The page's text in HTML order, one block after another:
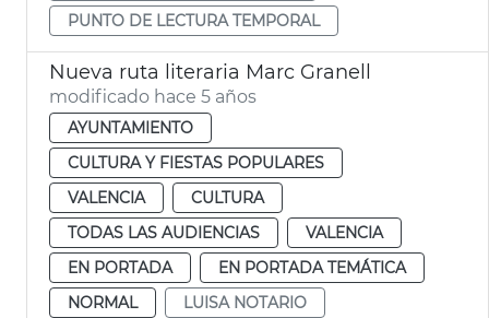
PUNTO DE LECTURA TEMPORAL
Nueva ruta literaria Marc Granell
modificado hace 5 años
AYUNTAMIENTO
CULTURA Y FIESTAS POPULARES
VALENCIA
CULTURA
TODAS LAS AUDIENCIAS
VALENCIA
EN PORTADA
EN PORTADA TEMÁTICA
NORMAL
LUISA NOTARIO